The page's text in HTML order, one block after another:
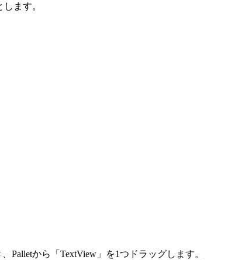
ます。
Palletから「TextView」を1つドラッグします。